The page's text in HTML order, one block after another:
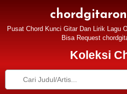
Pusat Chord Kunci Gitar Dan Lirik Lagu
Bisa Request
Koleksi